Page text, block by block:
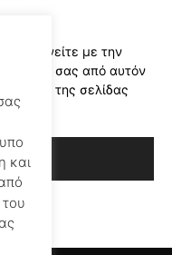
συμφωνείτε με την
σας από αυτόν
χρήσης της σελίδας
και